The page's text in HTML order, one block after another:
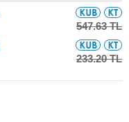
547.63 TL
233.20 TL